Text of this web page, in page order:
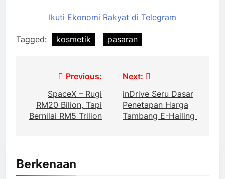
Ikuti Ekonomi Rakyat di Telegram
Tagged: kosmetik pasaran
navigation
Previous:
SpaceX – Rugi
RM20 Bilion, Tapi
Bernilai RM5 Trilion
Next:
inDrive Seru Dasar
Penetapan Harga
Tambang E-Hailing
Berkenaan